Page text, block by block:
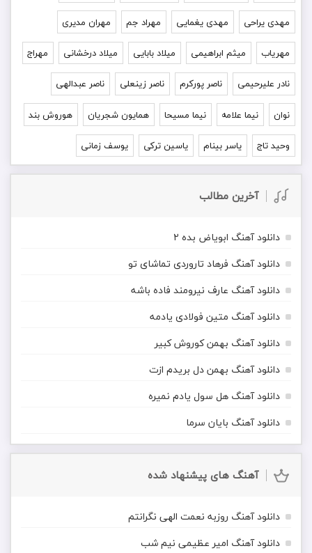
مهدی یراحی مهدی یغمایی مهراد جم مهران مدیری
مهریاب میثم ابراهیمی میلاد بابایی میلاد درخشانی مهراج
نادر علیرحیمی ناصر پورکرم ناصر زینعلی ناصر عبدالهی
نوان نیما علامه نیما مسیحا همایون شجریان هوروش بند
وحید تاج یاسر بینام یاسین ترکی یوسف زمانی
آخرین مطالب
دانلود آهنگ ابویاض بده ۲
دانلود آهنگ فرهاد تاروردی تماشای تو
دانلود آهنگ عارف نیرومند فاده باشه
دانلود آهنگ متین فولادی یادمه
دانلود آهنگ بهمن کوروش کبیر
دانلود آهنگ بهمن دل بریدم ازت
دانلود آهنگ هل سول یادم نمیره
دانلود آهنگ بایان سرما
آهنگ های پیشنهاد شده
دانلود آهنگ روزبه نعمت الهی نگرانتم
دانلود آهنگ امیر عظیمی نیم شب